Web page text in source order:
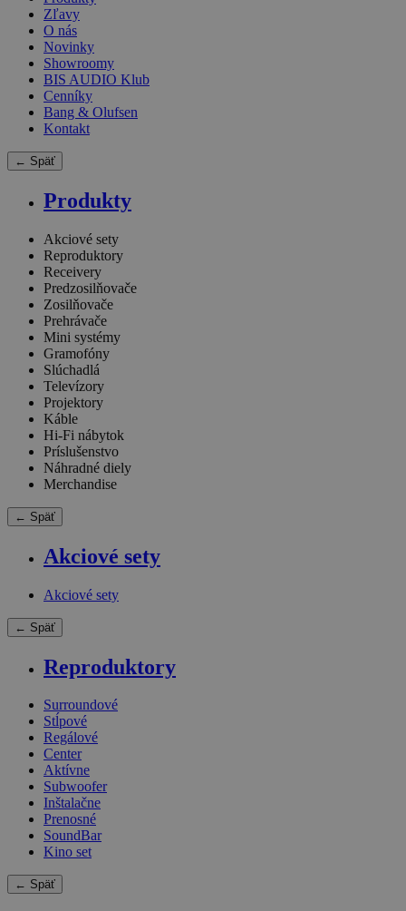
Zľavy
O nás
Novinky
Showroomy
BIS AUDIO Klub
Cenníky
Bang & Olufsen
Kontakt
← Späť
Produkty
Akciové sety
Reproduktory
Receivery
Predzosilňovače
Zosilňovače
Prehrávače
Mini systémy
Gramofóny
Slúchadlá
Televízory
Projektory
Káble
Hi-Fi nábytok
Príslušenstvo
Náhradné diely
Merchandise
← Späť
Akciové sety
Akciové sety
← Späť
Reproduktory
Surroundové
Stĺpové
Regálové
Center
Aktívne
Subwoofer
Inštalačne
Prenosné
SoundBar
Kino set
← Späť